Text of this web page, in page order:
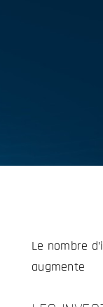
Le nombre
augmente